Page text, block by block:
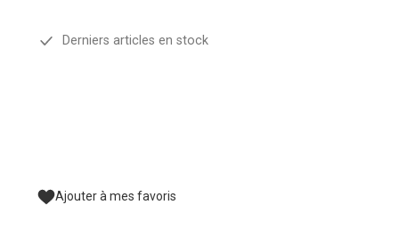
Derniers articles en stock
Ajouter à mes favoris